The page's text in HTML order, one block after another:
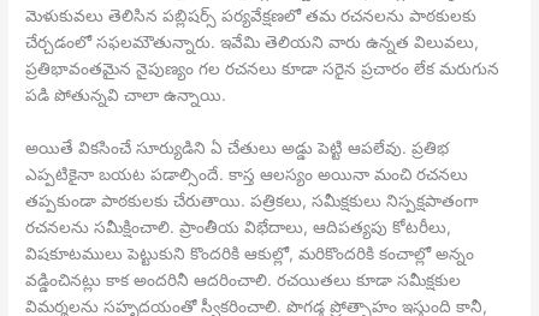
మెళుకువలు తెలిసిన పబ్లిషర్స్ పర్యవేక్షణలో తమ రచనలను పాఠకులకు
చేర్చడంలో సఫలమౌతున్నారు. ఇవేమి తెలియని వారు ఉన్నత విలువలు,
ప్రతిభావంతమైన నైపుణ్యం గల రచనలు కూడా సరైన ప్రచారం లేక మరుగున
పడి పోతున్నవి చాలా ఉన్నాయి.
అయితే వికసించే సూర్యుడిని ఏ చేతులు అడ్డు పెట్టి ఆపలేవు. ప్రతిభ
ఎప్పటికైనా బయట పడాల్సిందే. కాస్త ఆలస్యం అయినా మంచి రచనలు
తప్పకుండా పాఠకులకు చేరుతాయి. పత్రికలు, సమీక్షకులు నిస్పక్షపాతంగా
రచనలను సమీక్షించాలి. ప్రాంతీయ విభేదాలు, ఆదిపత్యపు కోటరీలు,
విషకూటములు పెట్టుకుని కొందరికి ఆకుల్లో, మరికొందరికి కంచాల్లో అన్నం
వడ్డించినట్లు కాక అందరినీ ఆదరించాలి. రచయితలు కూడా సమీక్షకుల
విమర్శలను సహృదయంతో స్వీకరించాలి. పొగడ్త ప్రోత్సాహం ఇస్తుంది కానీ,